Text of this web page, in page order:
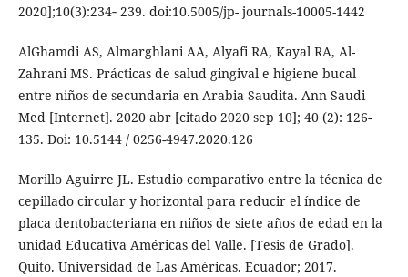
2020];10(3):234‐ 239. doi:10.5005/jp- journals-10005-1442
AlGhamdi AS, Almarghlani AA, Alyafi RA, Kayal RA, Al-
Zahrani MS. Prácticas de salud gingival e higiene bucal
entre niños de secundaria en Arabia Saudita. Ann Saudi
Med [Internet]. 2020 abr [citado 2020 sep 10]; 40 (2): 126-
135. Doi: 10.5144 / 0256-4947.2020.126
Morillo Aguirre JL. Estudio comparativo entre la técnica de
cepillado circular y horizontal para reducir el índice de
placa dentobacteriana en niños de siete años de edad en la
unidad Educativa Américas del Valle. [Tesis de Grado].
Quito. Universidad de Las Américas. Ecuador; 2017.